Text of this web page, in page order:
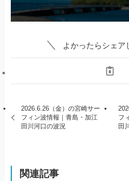
よかったらシェア
2026.6.26（金）の宮崎サー
フィン波情報｜青島・加江
田川河口の波況
フ
田
関連記事